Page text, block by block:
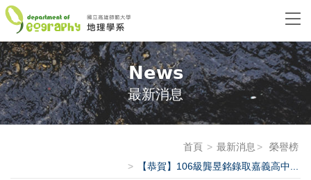
News
最新消息
首頁 最新消息
榮譽榜
【恭賀】106級龔昱銘錄取嘉義高中...